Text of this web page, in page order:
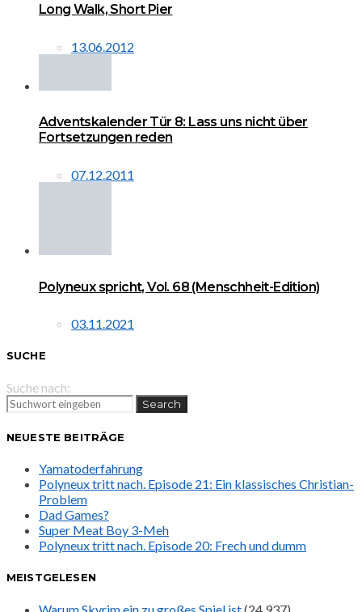
Long Walk, Short Pier
13.06.2012
Adventskalender Tür 8: Lass uns nicht über
Fortsetzungen reden
07.12.2011
Polyneux spricht, Vol. 68 (Menschheit-Edition)
03.11.2021
SUCHE
Suche nach:
Search
NEUESTE BEITRÄGE
Yamatoderfahrung
Polyneux tritt nach. Episode 21: Ein klassisches Christian-
Problem
Dad Games?
Super Meat Boy 3-Meh
Polyneux tritt nach. Episode 20: Frech und dumm
MEISTGELESEN
Warum Skyrim ein zu großes Spiel ist(24.937)